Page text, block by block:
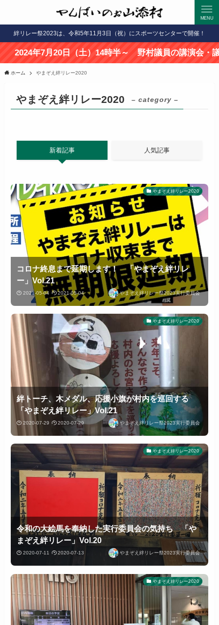
MENU
絆リレー祭2023は、令和5年11月3日（祝）にスポーツセンターで開催！
7月20日（土）14時半～ 野村議員の講演会・議会報告
ホーム やまぞえ絆リレー2020
やまぞえ絆リレー2020 – category –
新着記事 人気記事
やまぞえ絆リレー2020
コロナ終息まで延期します！ 「やまぞえ絆リレ
ー」Vol.21
2021-05-04 2021-05-04 やまぞえ絆リレー祭2023実行委員会
やまぞえ絆リレー2020
絆トーチ、木メダル、応援小旗が村内を巡回する
「やまぞえ絆リレー」Vol.21
2020-07-29 2020-07-29 やまぞえ絆リレー祭2023実行委員会
やまぞえ絆リレー2020
令和の大絵馬を奉納した実行委員会の気持ち 「や
まぞえ絆リレー」Vol.20
2020-07-11 2020-07-13 やまぞえ絆リレー祭2023実行委員会
やまぞえ絆リレー2020